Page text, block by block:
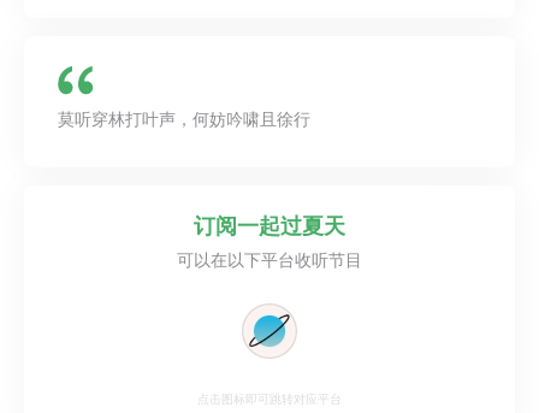
莫听穿林打叶声，何妨吟啸且徐行
订阅一起过夏天
可以在以下平台收听节目
点击图标即可跳转对应平台